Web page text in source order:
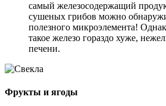
самый железосодержащий
сушеных грибов можно
полезного микроэлемента!
такое железо гораздо хуже,
печени.
Фрукты и ягоды